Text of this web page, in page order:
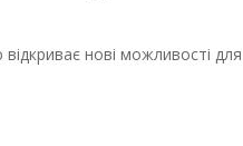
нові можливості для